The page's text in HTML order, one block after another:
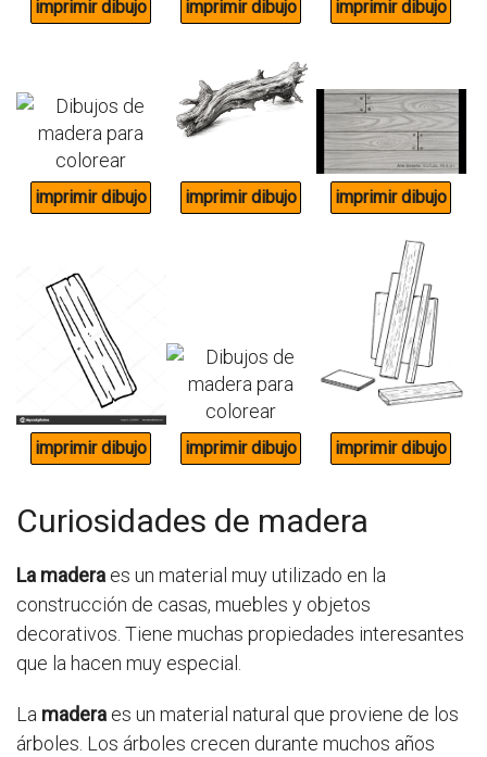
Curiosidades de madera
La madera es un material muy utilizado en la
construcción de casas, muebles y objetos
decorativos. Tiene muchas propiedades interesantes
que la hacen muy especial.
La madera es un material natural que proviene de los
árboles. Los árboles crecen durante muchos años